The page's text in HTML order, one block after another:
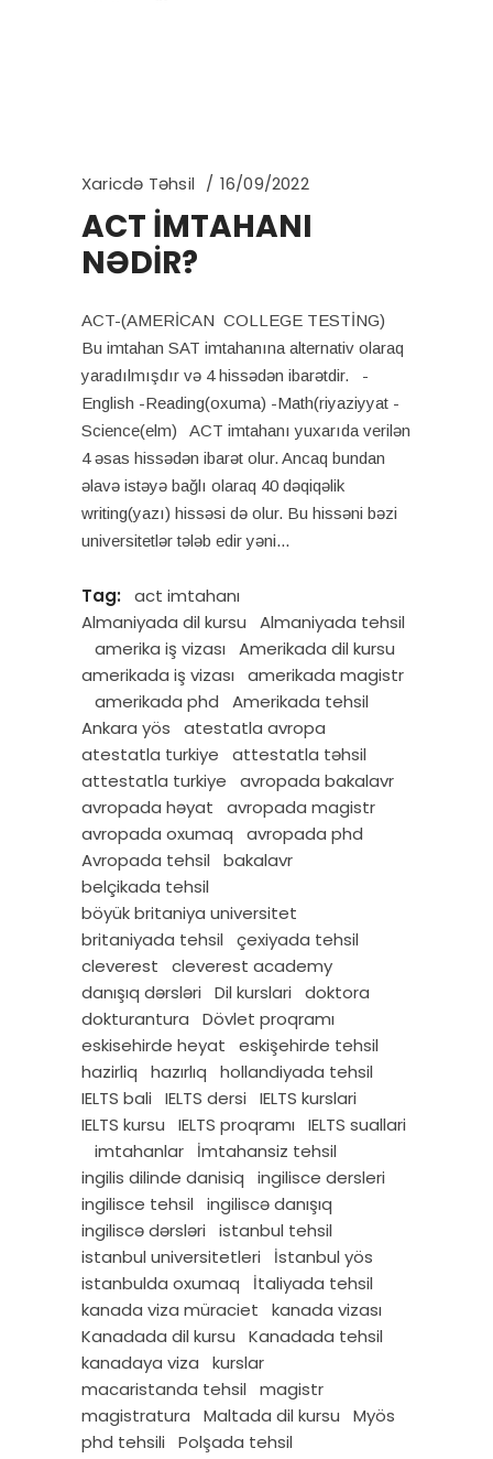
Xaricdə Təhsil 16/09/2022
ACT İMTAHANI
NƏDİR?
ACT-(AMERİCAN COLLEGE TESTİNG)
Bu imtahan SAT imtahanına alternativ olaraq
yaradılmışdır və 4 hissədən ibarətdir. -
English -Reading(oxuma) -Math(riyaziyyat -
Science(elm) ACT imtahanı yuxarıda verilən
4 əsas hissədən ibarət olur. Ancaq bundan
əlavə istəyə bağlı olaraq 40 dəqiqəlik
writing(yazı) hissəsi də olur. Bu hissəni bəzi
universitetlər tələb edir yəni
Tag:
act imtahanı
Almaniyada dil kursu
Almaniyada tehsil
amerika iş vizası
Amerikada dil kursu
amerikada iş vizası
amerikada magistr
amerikada phd
Amerikada tehsil
Ankara yös
atestatla avropa
atestatla turkiye
attestatla təhsil
attestatla turkiye
avropada bakalavr
avropada həyat
avropada magistr
avropada oxumaq
avropada phd
Avropada tehsil
bakalavr
belçikada tehsil
böyük britaniya universitet
britaniyada tehsil
çexiyada tehsil
cleverest
cleverest academy
danışıq dərsləri
Dil kurslari
doktora
dokturantura
Dövlet proqramı
eskisehirde heyat
eskişehirde tehsil
hazirliq
hazırlıq
hollandiyada tehsil
IELTS bali
IELTS dersi
IELTS kurslari
IELTS kursu
IELTS proqramı
IELTS suallari
imtahanlar
İmtahansiz tehsil
ingilis dilinde danisiq
ingilisce dersleri
ingilisce tehsil
ingiliscə danışıq
ingiliscə dərsləri
istanbul tehsil
istanbul universitetleri
İstanbul yös
istanbulda oxumaq
İtaliyada tehsil
kanada viza müraciet
kanada vizası
Kanadada dil kursu
Kanadada tehsil
kanadaya viza
kurslar
macaristanda tehsil
magistr
magistratura
Maltada dil kursu
Myös
phd tehsili
Polşada tehsil